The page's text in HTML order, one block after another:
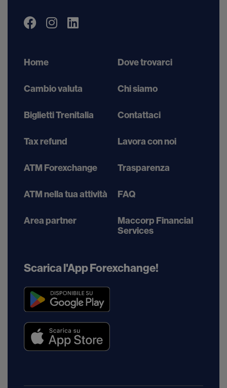
Home
Cambio valuta
Biglietti Trenitalia
Tax refund
ATM Forexchange
ATM nella tua attività
Area partner
Dove trovarci
Chi siamo
Contattaci
Lavora con noi
Trasparenza
FAQ
Maccorp Financial
Services
Scarica l'App Forexchange!